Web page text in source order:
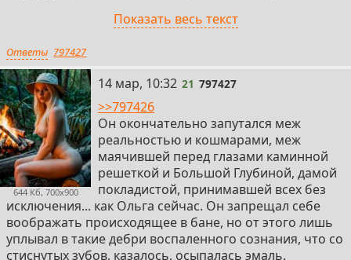
поедем в ментовку. В конце-то концов, не убудет тебя,
охаживать не будем... Не девочка, от трех
нормальных мужиков не помрешь. Свобода, Катюша
– вещь дорогая... Давай, быстренько подумай и
взвесь. Не принцесса, в самом-то деле...
С минуту стояло тяжелое молчание.
– А гарантии? – спросила Ольга.
– А нету гарантий, окромя честного слова. Я тут
маленький король, мне свое слово нет резона
поганить даже перед такими, как вы. Ну, как?
Показать весь текст
Ответы 797427
644 Кб, 700x900
21
14 мар, 10:32 21 797427
>>797426
Он окончательно запутался меж
реальностью и кошмарами, меж
маячившей перед глазами каминной
решеткой и Большой Глубиной, дамой
покладистой, принимавшей всех без
исключения... как Ольга сейчас. Он запрещал себе
воображать происходящее в бане, но от этого лишь
уплывал в такие дебри воспаленного сознания, что со
стиснутых зубов, казалось, осыпалась эмаль.